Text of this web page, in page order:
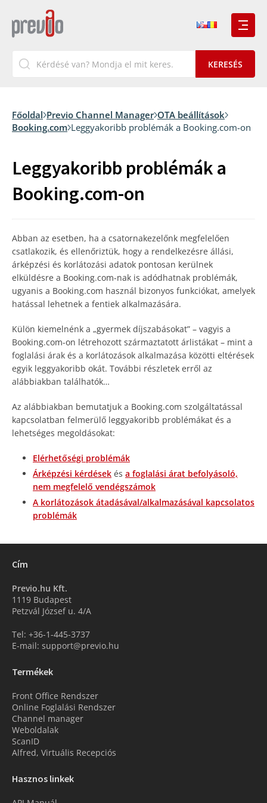
Főoldal Previo Channel Manager OTA beállítások
Booking.com Leggyakoribb problémák a Booking.com-on
Leggyakoribb problémák a
Booking.com-on
Abban az esetben, ha a csatornakezelőnk megfelelően
csatlakozik, és ellenőriztük, hogy a rendelkezésre állási,
árképzési és korlátozási adatok pontosan kerülnek
elküldésre a Booking.com-nak is adódhatnak problémák,
ugyanis a Booking.com használ bizonyos funkciókat, amelyek
hatással lehetnek a fentiek alkalmazására.
Külön kiemelnénk a „gyermek díjszabásokat” – vagyis a
Booking.com-on létrehozott származtatott árlistákat – mint a
foglalási árak és a korlátozások alkalmazása közötti eltérések
egyik leggyakoribb okát. További részletek erről az
alábbiakban találhatók…
Az alábbiakban bemutatjuk a Booking.com szolgáltatással
kapcsolatban felmerülő leggyakoribb problémákat és a
lehetséges megoldásokat:
Elérhetőségi problémák
Árképzési kérdések és a foglalási árat befolyásoló,
nem megfelelő vendégszámok
A korlátozások átadásával/alkalmazásával kapcsolatos
problémák
Cím
Previo.hu Kft.
1119 Budapest
Petzvál József u. 4/A
Tel: +36-1-445-3737
E-mail: support@previo.hu
Termékek
Front Office Rendszer
Online Foglalási Rendszer
Channel manager
Weboldalak
ScanID
Alfred, Virtuális Recepciós
Hasznos linkek